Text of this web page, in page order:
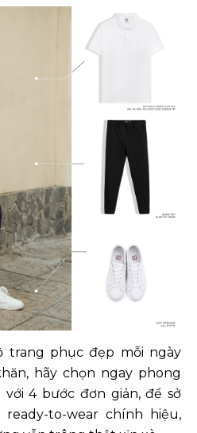
trang phục đẹp mỗi ngày
hãy chọn ngay phong
4 bước đơn giản, để sở
to-wear chính hiệu,